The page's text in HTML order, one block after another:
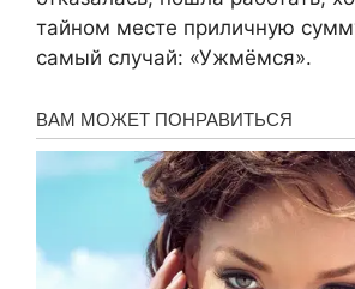
тайном месте приличную
самый случай: «Ужмёмся».